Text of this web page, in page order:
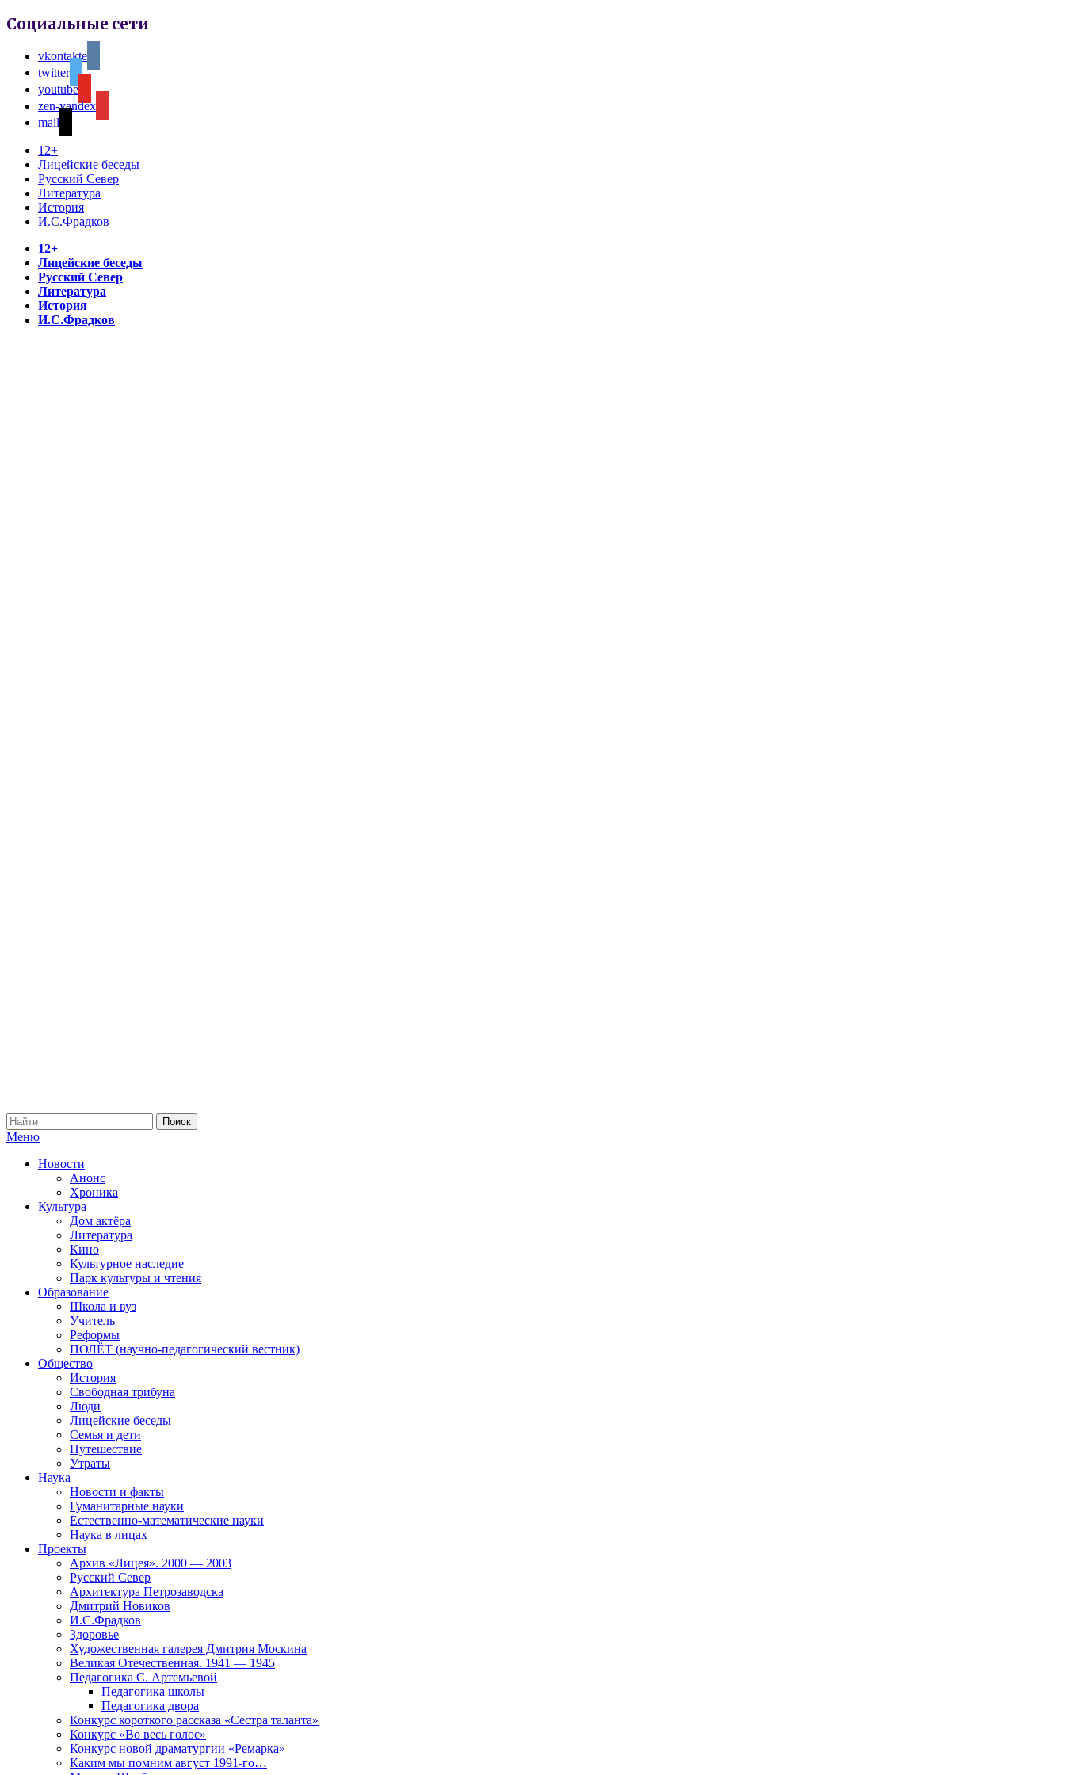
Социальные сети
vkontakte
twitter
youtube
zen-yandex
mail
12+
Лицейские беседы
Русский Север
Литература
История
И.С.Фрадков
12+
Лицейские беседы
Русский Север
Литература
История
И.С.Фрадков
Меню
Новости
Анонс
Хроника
Культура
Дом актёра
Литература
Кино
Культурное наследие
Парк культуры и чтения
Образование
Школа и вуз
Учитель
Реформы
ПОЛЁТ (научно-педагогический вестник)
Общество
История
Свободная трибуна
Люди
Лицейские беседы
Семья и дети
Путешествие
Утраты
Наука
Новости и факты
Гуманитарные науки
Естественно-математические науки
Наука в лицах
Проекты
Архив «Лицея». 2000 — 2003
Русский Север
Архитектура Петрозаводска
Дмитрий Новиков
И.С.Фрадков
Здоровье
Художественная галерея Дмитрия Москина
Великая Отечественная. 1941 — 1945
Педагогика С. Артемьевой
Педагогика школы
Педагогика двора
Конкурс короткого рассказа «Сестра таланта»
Конкурс «Во весь голос»
Конкурс новой драматургии «Ремарка»
Каким мы помним август 1991-го…